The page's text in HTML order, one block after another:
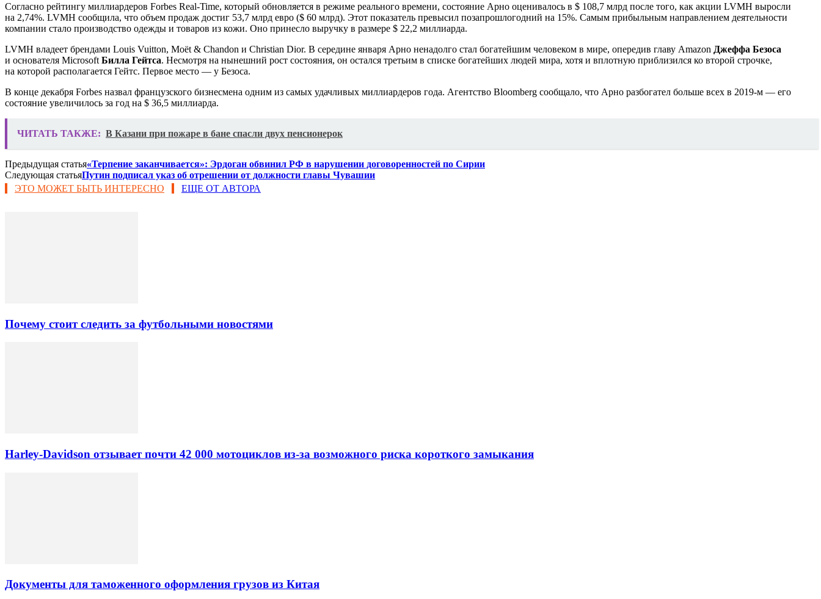
Согласно рейтингу миллиардеров Forbes Real-Time, который обновляется в режиме реального времени, состояние Арно оценивалось в $ 108,7 млрд после того, как акции LVMH выросли
на 2,74%. LVMH сообщила, что объем продаж достиг 53,7 млрд евро ($ 60 млрд). Этот показатель превысил позапрошлогодний на 15%. Самым прибыльным направлением деятельности
компании стало производство одежды и товаров из кожи. Оно принесло выручку в размере $ 22,2 миллиарда.
LVMH владеет брендами Louis Vuitton, Moët & Chandon и Christian Dior. В середине января Арно ненадолго стал богатейшим человеком в мире, опередив главу Amazon Джеффа Безоса
и основателя Microsoft Билла Гейтса. Несмотря на нынешний рост состояния, он остался третьим в списке богатейших людей мира, хотя и вплотную приблизился ко второй строчке,
на которой располагается Гейтс. Первое место — у Безоса.
В конце декабря Forbes назвал французского бизнесмена одним из самых удачливых миллиардеров года. Агентство Bloomberg сообщало, что Арно разбогател больше всех в 2019-м — его
состояние увеличилось за год на $ 36,5 миллиарда.
ЧИТАТЬ ТАКЖЕ: В Казани при пожаре в бане спасли двух пенсионерок
Предыдущая статья«Терпение заканчивается»: Эрдоган обвинил РФ в нарушении договоренностей по Сирии
Следующая статьяПутин подписал указ об отрешении от должности главы Чувашии
ЭТО МОЖЕТ БЫТЬ ИНТЕРЕСНО
ЕЩЕ ОТ АВТОРА
Почему стоит следить за футбольными новостями
Harley-Davidson отзывает почти 42 000 мотоциклов из-за возможного риска короткого замыкания
Документы для таможенного оформления грузов из Китая